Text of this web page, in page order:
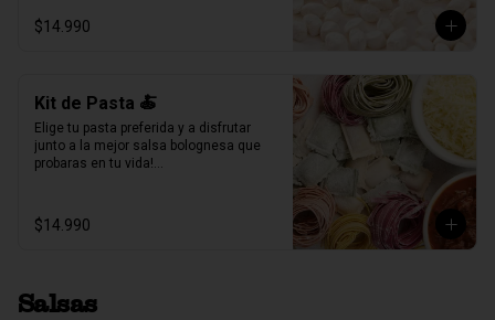
100grs de queso parmesano rallado.
$14.990
Kit de Pasta 🍝
Elige tu pasta preferida y a disfrutar
junto a la mejor salsa bolognesa que
probaras en tu vida!
400grs de bolognesa con abundante
carne mechada de vacuno.
$14.990
Salsas